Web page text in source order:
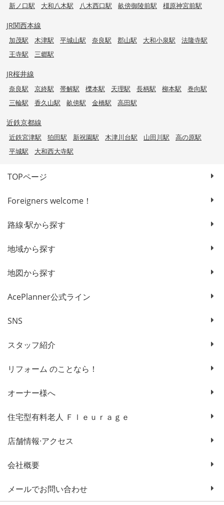
新ノ口駅
大和八木駅 八木西口駅 畝傍御陵前駅 橿原神宮前駅
JR関西本線
加茂駅 木津駅 平城山駅 奈良駅 郡山駅 大和小泉駅
法隆寺駅
王寺駅
三郷駅
JR桜井線
奈良駅 京終駅 帯解駅 櫟本駅 天理駅 長柄駅 柳本駅
巻向駅
三輪駅
香久山駅 畝傍駅 金橋駅 高田駅
近鉄京都線
近鉄宮津駅 狛田駅 新祝園駅 木津川台駅 山田川駅
高の原駅
平城駅
大和西大寺駅
TOPページ
Foreigners welcome！
路線·駅から探す
地域から探す
地図から探す
AcePlanner公式ライン
SNS
スタッフ紹介
リフォーム のことなら！
オーナー様へ
住宅型有料老人 Ｆｌｅｕｒａｇｅ
店舗情報·アクセス
会社概要
メールでお問い合わせ